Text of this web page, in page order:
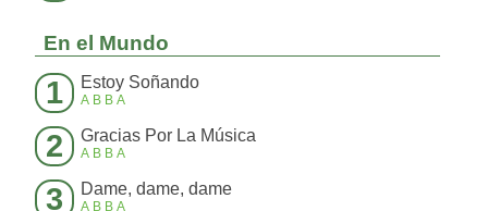
En el Mundo
1 Estoy Soñando
ABBA
2 Gracias Por La Música
ABBA
3 Dame, dame, dame
ABBA